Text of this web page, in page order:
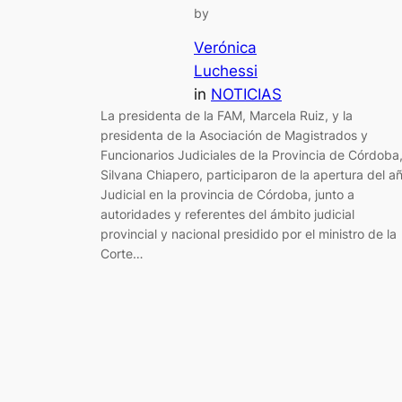
by
Verónica
Luchessi
in NOTICIAS
La presidenta de la FAM, Marcela Ruiz, y la
presidenta de la Asociación de Magistrados y
Funcionarios Judiciales de la Provincia de Córdoba,
Silvana Chiapero, participaron de la apertura del
Judicial en la provincia de Córdoba, junto a
autoridades y referentes del ámbito judicial
provincial y nacional presidido por el ministro de la
Corte…